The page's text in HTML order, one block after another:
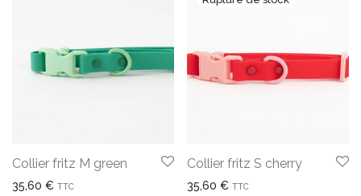
Collier fritz M green
35,60 € TTC
Collier fritz S cherry
35,60 € TTC